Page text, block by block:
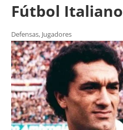
Fútbol Italiano
Defensas, Jugadores